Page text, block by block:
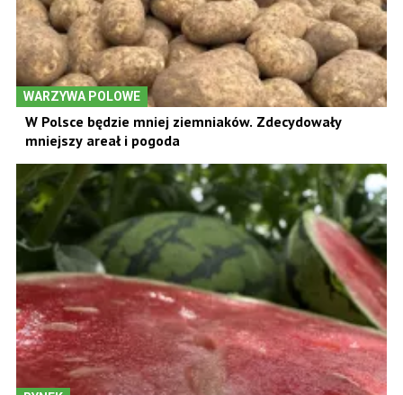
WARZYWA POLOWE
W Polsce będzie mniej ziemniaków. Zdecydowały
mniejszy areał i pogoda